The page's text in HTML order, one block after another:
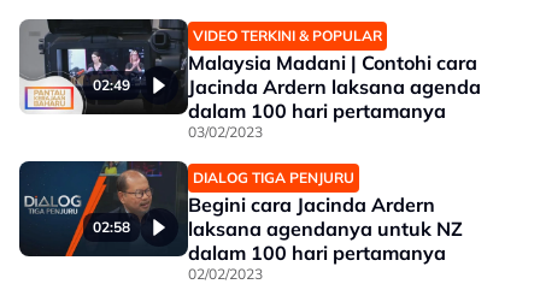
02:49
VIDEO TERKINI & POPULAR
Malaysia Madani | Contohi cara
Jacinda Ardern laksana agenda
dalam 100 hari pertamanya
03/02/2023
02:58
DIALOG TIGA PENJURU
Begini cara Jacinda Ardern
laksana agendanya untuk NZ
dalam 100 hari pertamanya
02/02/2023